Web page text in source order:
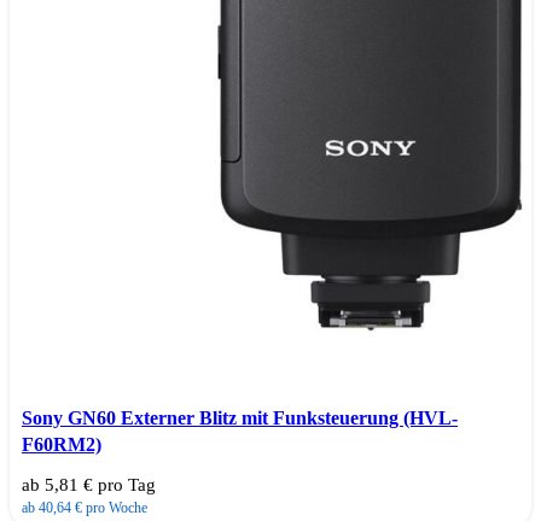
Sony GN60 Externer Blitz mit Funksteuerung (HVL-
F60RM2)
ab 5,81 € pro Tag
ab 40,64 € pro Woche